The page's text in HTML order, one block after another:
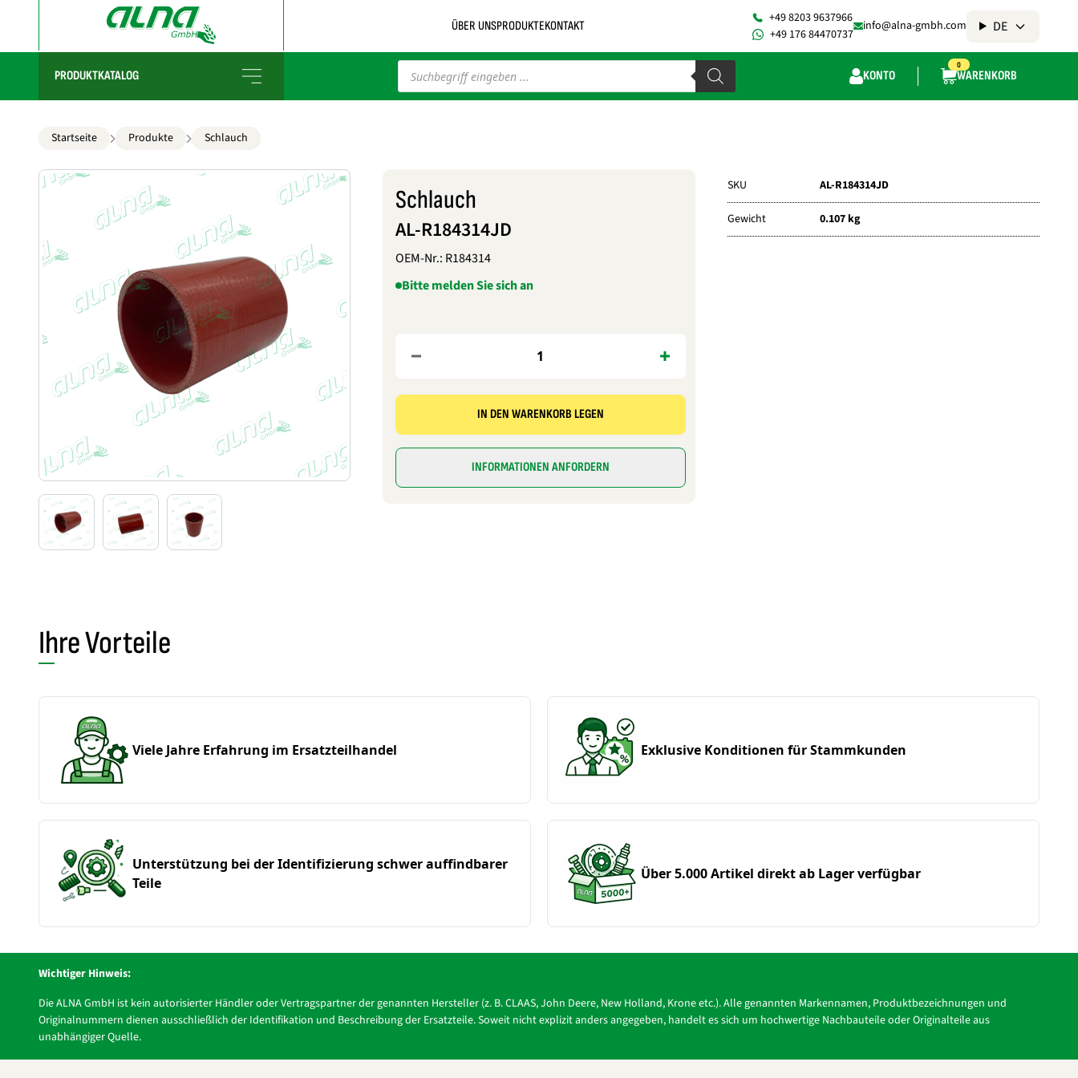
ÜBER UNSPRODUKTEKONTAKT
+49 8203 9637966
+49 176 84470737
info@alna-gmbh.com DE
PRODUKTKATALOG
Products
search KONTO
0
WARENKORB
Startseite Produkte Schlauch
Schlauch
AL-R184314JD
OEM-Nr.: R184314
Bitte melden Sie sich an
IN DEN WARENKORB LEGEN
INFORMATIONEN ANFORDERN
SKU AL-R184314JD
Gewicht 0.107 kg
Ihre Vorteile
Viele Jahre Erfahrung im Ersatzteilhandel Exklusive Konditionen für Stammkunden
Unterstützung bei der Identifizierung schwer auffindbarer
Teile
Über 5.000 Artikel direkt ab Lager verfügbar
Wichtiger Hinweis:
Die ALNA GmbH ist kein autorisierter Händler oder Vertragspartner der genannten Hersteller (z. B. CLAAS, John Deere, New Holland, Krone etc.). Alle genannten Markennamen, Produktbezeichnungen und
Originalnummern dienen ausschließlich der Identifikation und Beschreibung der Ersatzteile. Soweit nicht explizit anders angegeben, handelt es sich um hochwertige Nachbauteile oder Originalteile aus
unabhängiger Quelle.